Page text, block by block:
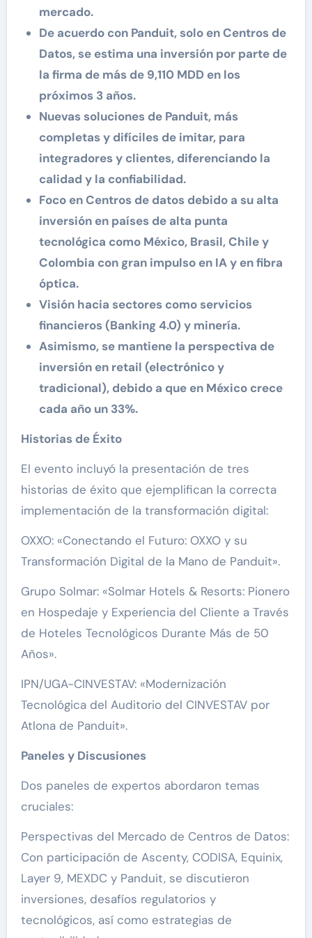
mercado.
De acuerdo con Panduit, solo en Centros de
Datos, se estima una inversión por parte de
la firma de más de 9,110 MDD en los
próximos 3 años.
Nuevas soluciones de Panduit, más
completas y difíciles de imitar, para
integradores y clientes, diferenciando la
calidad y la confiabilidad.
Foco en Centros de datos debido a su alta
inversión en países de alta punta
tecnológica como México, Brasil, Chile y
Colombia con gran impulso en IA y en fibra
óptica.
Visión hacia sectores como servicios
financieros (Banking 4.0) y minería.
Asimismo, se mantiene la perspectiva de
inversión en retail (electrónico y
tradicional), debido a que en México crece
cada año un 33%.
Historias de Éxito
El evento incluyó la presentación de tres
historias de éxito que ejemplifican la correcta
implementación de la transformación digital:
OXXO: «Conectando el Futuro: OXXO y su
Transformación Digital de la Mano de Panduit».
Grupo Solmar: «Solmar Hotels & Resorts: Pionero
en Hospedaje y Experiencia del Cliente a Través
de Hoteles Tecnológicos Durante Más de 50
Años».
IPN/UGA-CINVESTAV: «Modernización
Tecnológica del Auditorio del CINVESTAV por
Atlona de Panduit».
Paneles y Discusiones
Dos paneles de expertos abordaron temas
cruciales:
Perspectivas del Mercado de Centros de Datos:
Con participación de Ascenty, CODISA, Equinix,
Layer 9, MEXDC y Panduit, se discutieron
inversiones, desafíos regulatorios y
tecnológicos, así como estrategias de